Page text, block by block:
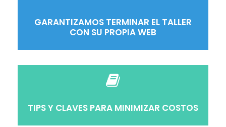
GARANTIZAMOS TERMINAR EL TALLER
CON SU PROPIA WEB
TIPS Y CLAVES PARA MINIMIZAR COSTOS